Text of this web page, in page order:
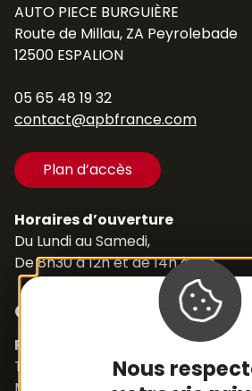
Nous
AUTO PIECE BURGUIÈRE
Route de Millau, ZA Peyrolebade
12500 ESPALION
05 65 48 19 32
contact@apbfrance.com
Plan d’accès
Horaires d’ouverture
Du Lundi au Samedi,
De 8h30 à 12h et de 14h à 18h
Contacts
Pièces détachées
Tél. +33 (0)5 65 48 19 32